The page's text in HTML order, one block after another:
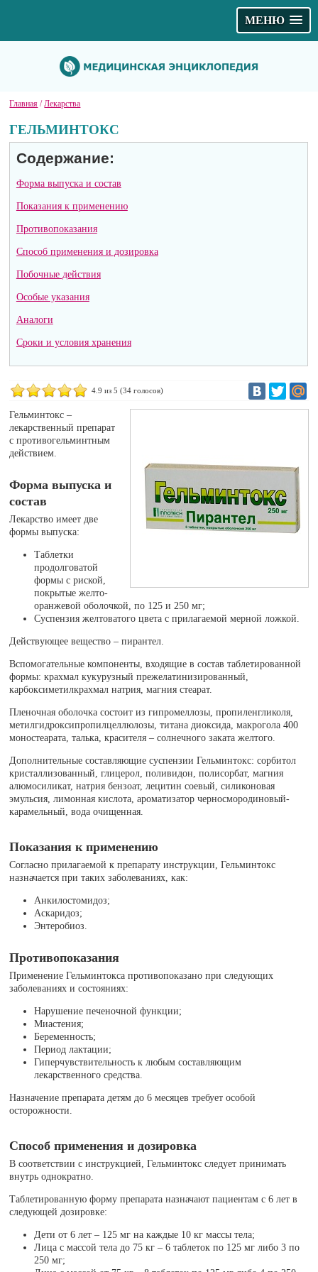
МЕНЮ
Главная /Лекарства
ГЕЛЬМИНТОКС
Содержание:
Форма выпуска и состав
Показания к применению
Противопоказания
Способ применения и дозировка
Побочные действия
Особые указания
Аналоги
Сроки и условия хранения
4.9 из 5 (34 голосов)
Гельминтокс –
лекарственный препарат
с противогельминтным
действием.
Форма выпуска и
состав
Лекарство имеет две
формы выпуска:
Таблетки
продолговатой
формы с риской,
покрытые желто-
оранжевой оболочкой, по 125 и 250 мг;
Суспензия желтоватого цвета с прилагаемой мерной ложкой.
Действующее вещество – пирантел.
Вспомогательные компоненты, входящие в состав таблетированной
формы: крахмал кукурузный прежелатинизированный,
карбоксиметилкрахмал натрия, магния стеарат.
Пленочная оболочка состоит из гипромеллозы, пропиленгликоля,
метилгидроксипропилцеллюлозы, титана диоксида, макрогола 400
моностеарата, талька, красителя – солнечного заката желтого.
Дополнительные составляющие суспензии Гельминтокс: сорбитол
кристаллизованный, глицерол, поливидон, полисорбат, магния
алюмосиликат, натрия бензоат, лецитин соевый, силиконовая
эмульсия, лимонная кислота, ароматизатор черносмородиновый-
карамельный, вода очищенная.
Показания к применению
Согласно прилагаемой к препарату инструкции, Гельминтокс
назначается при таких заболеваниях, как:
Анкилостомидоз;
Аскаридоз;
Энтеробиоз.
Противопоказания
Применение Гельминтокса противопоказано при следующих
заболеваниях и состояниях:
Нарушение печеночной функции;
Миастения;
Беременность;
Период лактации;
Гиперчувствительность к любым составляющим
лекарственного средства.
Назначение препарата детям до 6 месяцев требует особой
осторожности.
Способ применения и дозировка
В соответствии с инструкцией, Гельминтокс следует принимать
внутрь однократно.
Таблетированную форму препарата назначают пациентам с 6 лет в
следующей дозировке:
Дети от 6 лет – 125 мг на каждые 10 кг массы тела;
Лица с массой тела до 75 кг – 6 таблеток по 125 мг либо 3 по
250 мг;